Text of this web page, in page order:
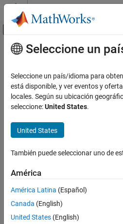
Saltar al contenido
Mostrar/ocultar menú
Recurso
Contenido principal
Seleccione un
Seleccione un país/idioma para
está disponible, y ver eventos y
locales. Según su ubicación
seleccione:United States.
United States
También puede seleccionar uno de
América
América Latina (Español)
Canada (English)
United States (English)